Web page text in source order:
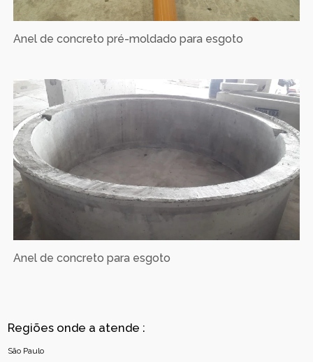
Anel de concreto pré-moldado para esgoto
Anel de concreto para esgoto
Regiões onde a atende :
São Paulo